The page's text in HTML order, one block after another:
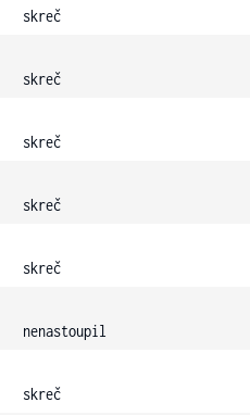
skreč
skreč
skreč
skreč
skreč
nenastoupil
skreč